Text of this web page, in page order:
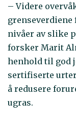
– Videre
nivåer av slike
forsker Marit
henhold til god
sertifiserte
å redusere
ugras.